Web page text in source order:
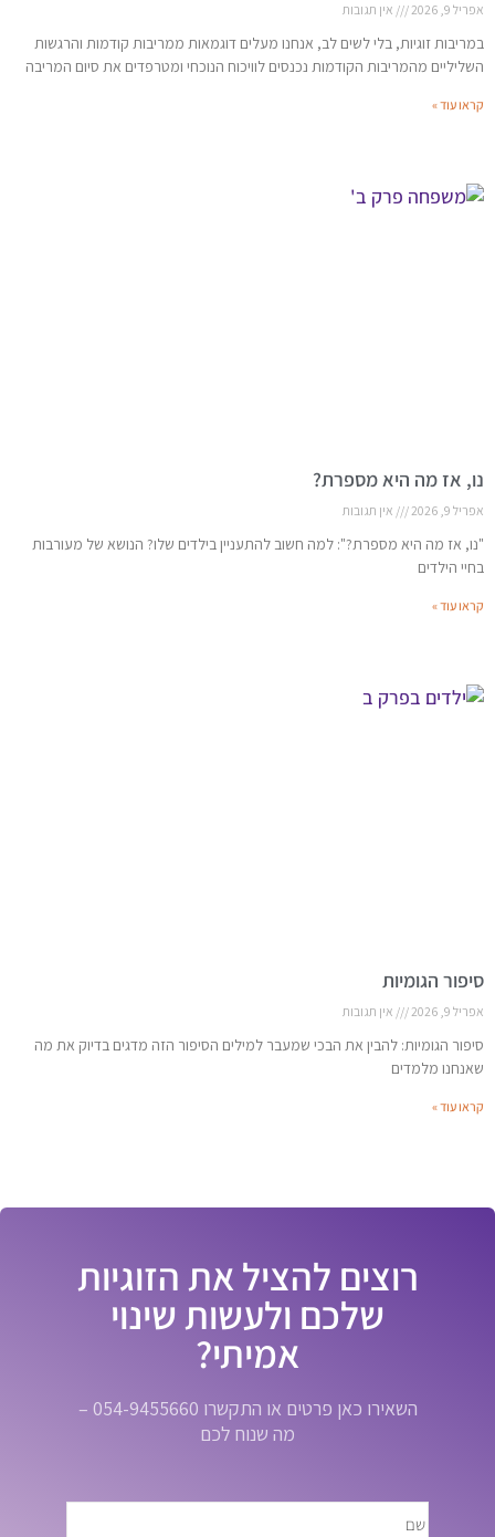
אפריל 9, 2026 אין תגובות
במריבות זוגיות, בלי לשים לב, אנחנו מעלים דוגמאות ממריבות קודמות והרגשות
השליליים מהמריבות הקודמות נכנסים לוויכוח הנוכחי ומטרפדים את סיום המריבה
קראו עוד »
נו, אז מה היא מספרת?
אפריל 9, 2026 אין תגובות
"נו, אז מה היא מספרת?": למה חשוב להתעניין בילדים שלו? הנושא של מעורבות
בחיי הילדים
קראו עוד »
סיפור הגומיות
אפריל 9, 2026 אין תגובות
סיפור הגומיות: להבין את הבכי שמעבר למילים הסיפור הזה מדגים בדיוק את מה
שאנחנו מלמדים
קראו עוד »
רוצים להציל את הזוגיות
שלכם ולעשות שינוי
אמיתי?
השאירו כאן פרטים או התקשרו 054-9455660 –
מה שנוח לכם